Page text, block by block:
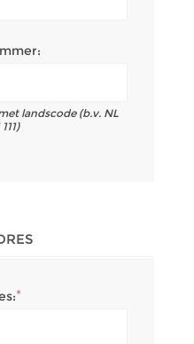
landscode (b.v. NL
111)
*